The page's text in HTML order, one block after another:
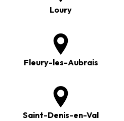
Loury
Fleury-les-Aubrais
Saint-Denis-en-Val